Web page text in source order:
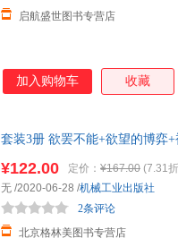
启航盛世图书专营店
加入购物车 收藏
套装3册 欲罢不能+欲望的博弈
¥122.00 定价： ¥167.00 (7.31
北京格林美图书专营店
2条评论
无 /2020-06-28 /机械工业出版社